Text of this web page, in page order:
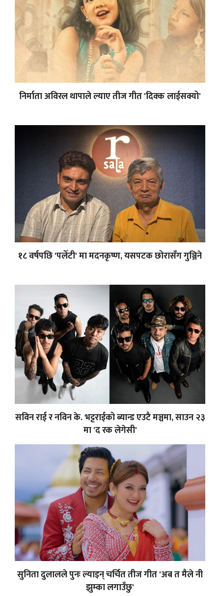
निर्माता अविरल थापाले ल्याए तीज गीत 'दिक्क लाईसक्यो'
१८ वर्षपछि 'पलेँटी' मा मदनकृष्ण, यसपटक छोरासँग गुञ्जिने
सविन राई र नविन के. भट्टराईको ब्यान्ड एउटै मञ्चमा, साउन २३
मा 'द रक लेगेसी'
सुनिता दुलालले पुनः ल्याइन् चर्चित तीज गीत 'अब त मैले नी
झुम्का लगाउँछु'